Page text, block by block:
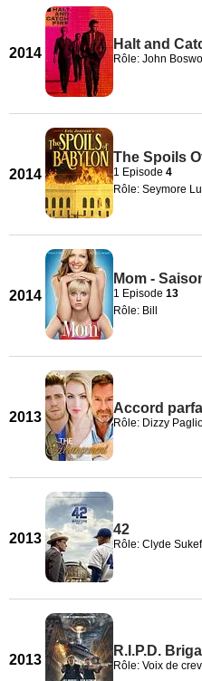
2014
Halt and
Rôle: John
2014
The Spoils
1 Episode 4
Rôle: Seymore
2014
Mom -
1 Episode 13
Rôle: Bill
2013
Accord
Rôle: Dizzy
2013
42
Rôle: Clyde
2013
R.I.P.D.
Rôle: Voix de